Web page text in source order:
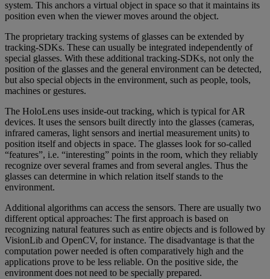
system. This anchors a virtual object in space so that it maintains its
position even when the viewer moves around the object.
The proprietary tracking systems of glasses can be extended by
tracking-SDKs. These can usually be integrated independently of
special glasses. With these additional tracking-SDKs, not only the
position of the glasses and the general environment can be detected,
but also special objects in the environment, such as people, tools,
machines or gestures.
The HoloLens uses inside-out tracking, which is typical for AR
devices. It uses the sensors built directly into the glasses (cameras,
infrared cameras, light sensors and inertial measurement units) to
position itself and objects in space. The glasses look for so-called
“features”, i.e. “interesting” points in the room, which they reliably
recognize over several frames and from several angles. Thus the
glasses can determine in which relation itself stands to the
environment.
Additional algorithms can access the sensors. There are usually two
different optical approaches: The first approach is based on
recognizing natural features such as entire objects and is followed by
VisionLib and OpenCV, for instance. The disadvantage is that the
computation power needed is often comparatively high and the
applications prove to be less reliable. On the positive side, the
environment does not need to be specially prepared.